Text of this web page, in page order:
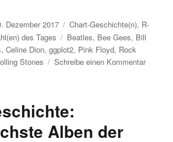
Dezember 2017 Kategorien
Chart-Geschichte(n), R-
des Tages Schlagwörter
Beatles, Bee Gees, Bill
,Celine Dion,ggplot2, Pink Floyd, Rock
Stones Schreibe einen Kommentarzu
Alben der